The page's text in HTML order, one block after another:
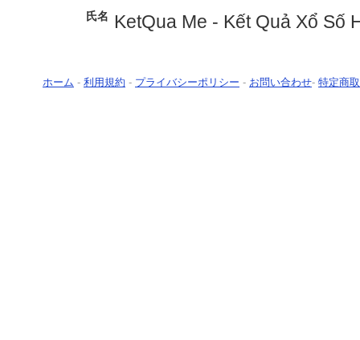
氏名 KetQua Me - Kết Quả Xổ Số
ホーム - 利用規約 - プライバシーポリシー - お問い合わせ- 特定商